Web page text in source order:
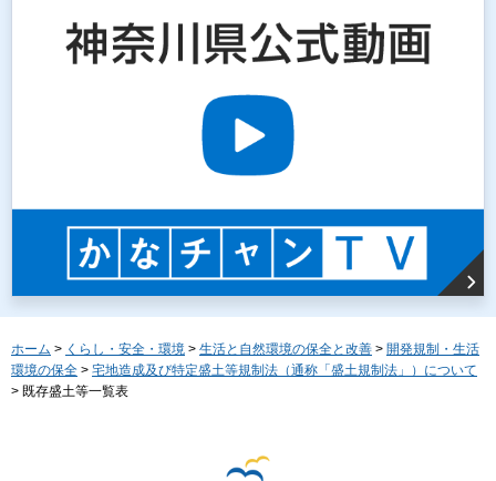
ホーム > くらし・安全・環境 > 生活と自然環境の保全と改善 > 開発規制・生活
環境の保全 > 宅地造成及び特定盛土等規制法（通称「盛土規制法」）について
> 既存盛土等一覧表